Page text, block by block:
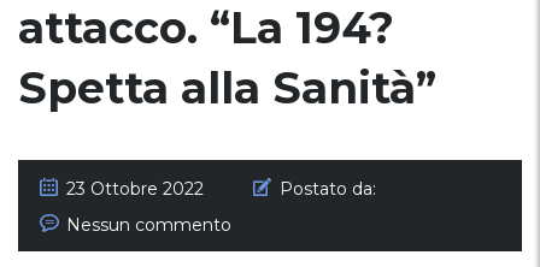
attacco. “La 194?
Spetta alla Sanità”
23 Ottobre 2022
Postato da:
Nessun commento